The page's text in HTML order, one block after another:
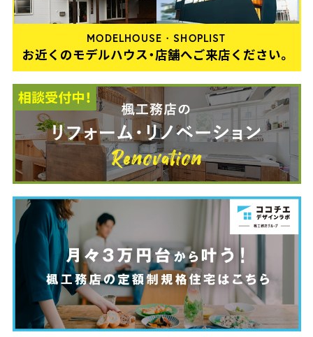
MODELHOUSE・SHOPLIST
お近くのモデルハウス・店舗へご来店ください。